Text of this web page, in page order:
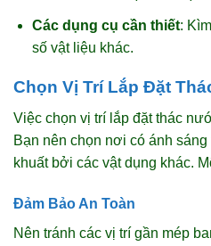
Các dụng cụ cần thiết:
số vật liệu khác.
Chọn Vị Trí Lắp Đặt
Việc chọn vị trí lắp đặt thác
Bạn nên chọn nơi có ánh
khuất bởi các vật dụng khác.
Đảm Bảo An Toàn
Nên tránh các vị trí gần mép